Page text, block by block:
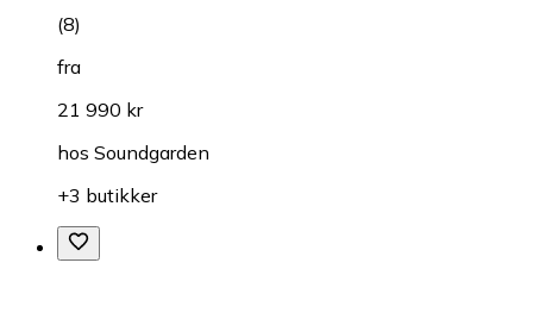
(8)
fra
21 990 kr
hos Soundgarden
+3 butikker